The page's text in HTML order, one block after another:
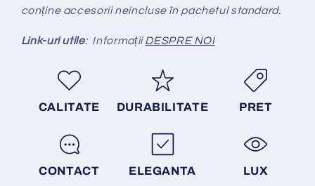
conține accesorii neincluse în pachetul standard.
Link-uri utile: InformațiiDESPRE NOI
CALITATE DURABILITATE PRET
CONTACT ELEGANTA LUX